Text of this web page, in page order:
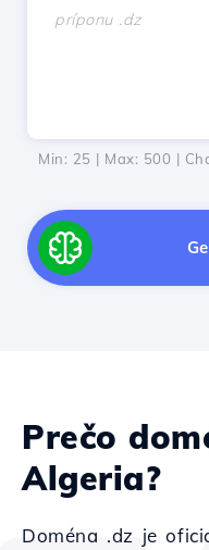
Min: 25 | Max: 500 |
Prečo
Algeria?
Doména .dz je